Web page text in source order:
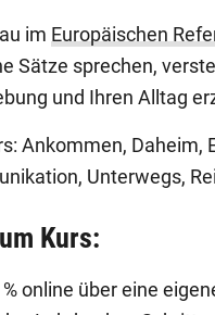
im Europäischen
Sätze sprechen,
und Ihren Alltag
Ankommen, Daheim,
Unterwegs,
Kurs:
online über eine